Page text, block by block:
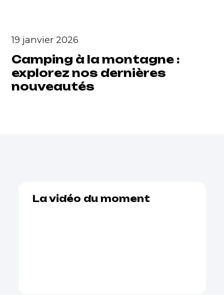
19 janvier 2026
Camping à la montagne :
explorez nos dernières
nouveautés
La vidéo du moment